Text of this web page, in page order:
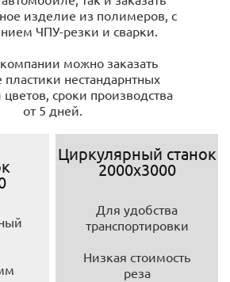
изделие из полимеров, с
ЧПУ-резки и сварки.
можно заказать
пластики нестандарнтных
сроки производства
от 5 дней.
Циркулярный станок
2000х3000
Для удобства
транспортировки
Низкая стоимость
реза